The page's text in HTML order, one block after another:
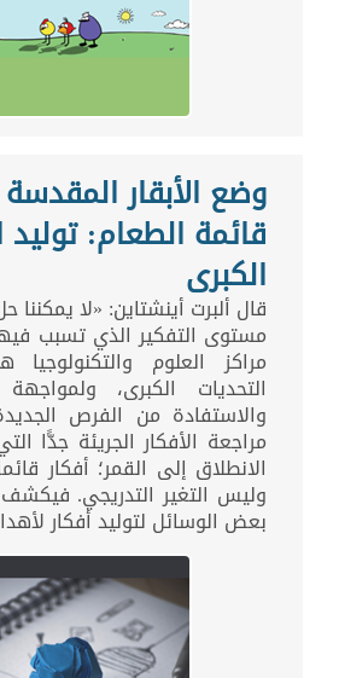
وضع الأبقار
قائمة الطعام: توليد
الكبرى
قال ألبرت أينشتاين: «لا يمكننا
مستوى التفكير الذي تسبب
مراكز العلوم
التحديات الكبرى،
والاستفادة من الفرص
مراجعة الأفكار الجريئة جدًّا
الانطلاق إلى القمر؛ أفكار
وليس التغير التدريجي. فيكشف
بعض الوسائل لتوليد أفكار